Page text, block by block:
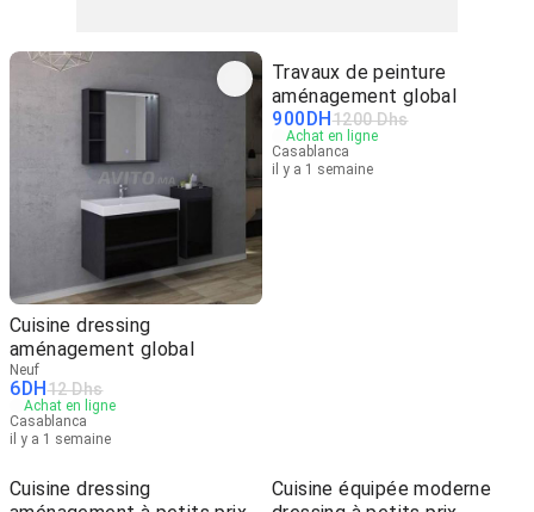
Cuisine dressing
aménagement global
Neuf
6DH12 Dhs
Achat en ligne
Casablanca
il y a 1 semaine
Travaux de peinture
aménagement global
900DH1200 Dhs
Achat en ligne
Casablanca
il y a 1 semaine
Cuisine dressing
Cuisine équipée moderne